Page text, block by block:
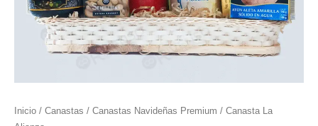
Inicio / Canastas / Canastas Navideñas Premium / Canasta La